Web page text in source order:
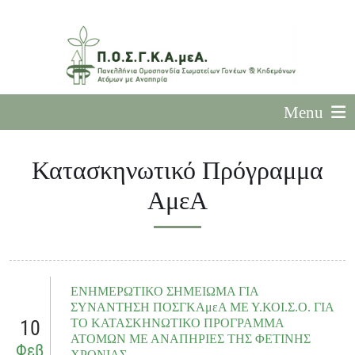
Menu
Κατασκηνωτικό Πρόγραμμα
ΑμεΑ
10
Φεβ
ΕΝΗΜΕΡΩΤΙΚΟ ΣΗΜΕΙΩΜΑ ΓΙΑ
ΣΥΝΑΝΤΗΣΗ ΠΟΣΓΚΑμεΑ ΜΕ Υ.ΚΟΙ.Σ.Ο. ΓΙΑ
ΤΟ ΚΑΤΑΣΚΗΝΩΤΙΚΟ ΠΡΟΓΡΑΜΜΑ
ΑΤΟΜΩΝ ΜΕ ΑΝΑΠΗΡΙΕΣ ΤΗΣ ΦΕΤΙΝΗΣ